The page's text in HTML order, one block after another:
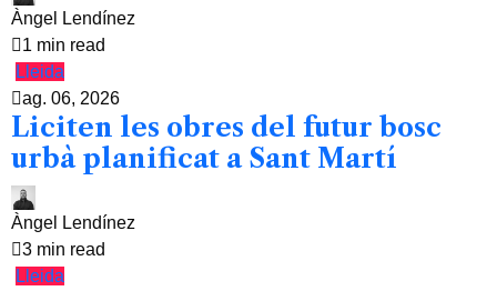
Àngel Lendínez
1 min read
Lleida
ag. 06, 2026
Liciten les obres del futur bosc
urbà planificat a Sant Martí
Àngel Lendínez
3 min read
Lleida